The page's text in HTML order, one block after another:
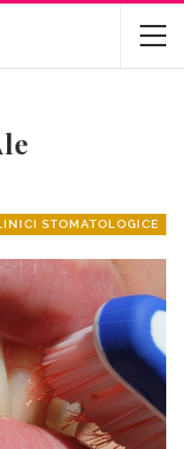
STOMATOLOGICE